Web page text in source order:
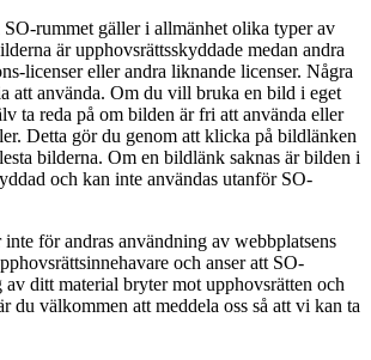
rummet gäller i allmänhet olika typer av
är upphovsrättsskyddade medan andra
licenser eller andra liknande licenser. Några
att använda. Om du vill bruka en bild i eget
ta reda på om bilden är fri att använda eller
Detta gör du genom att klicka på bildlänken
bilderna. Om en bildlänk saknas är bilden i
och kan inte användas utanför SO-
inte för andras användning av webbplatsens
och anser att SO-
av ditt material bryter mot upphovsrätten och
du välkommen att meddela oss så att vi kan ta